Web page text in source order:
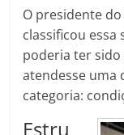
O presidente
classificou
poderia ter sido
atendesse uma
categoria:
Estru